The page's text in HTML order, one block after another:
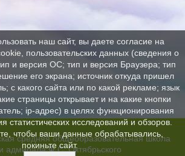
средняя общеобразовательная школа
адмирала Ф.С. Октябрьского
наш сайт, вы даете согласие на
пользовательских данных (сведения о
и версия ОС; тип и версия Браузера; тип
его экрана; источник откуда пришел
с какого сайта или по какой рекламе; язык
страницы открывает и на какие кнопки
ip-адрес) в целях функционирования
статистических исследований и обзоров.
чтобы ваши данные обрабатывались,
покиньте сайт.